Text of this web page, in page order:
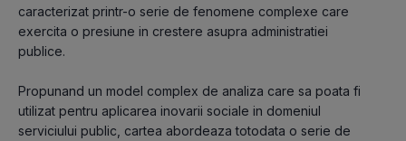
caracterizat printr-o serie de fenomene complexe care
exercita o presiune in crestere asupra administratiei
publice.
Propunand un model complex de analiza care sa poata fi
utilizat pentru aplicarea inovarii sociale in domeniul
serviciului public, cartea abordeaza totodata o serie de